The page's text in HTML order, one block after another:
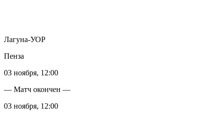
Лагуна-УОР
Пенза
03 ноября, 12:00
— Матч окончен —
03 ноября, 12:00